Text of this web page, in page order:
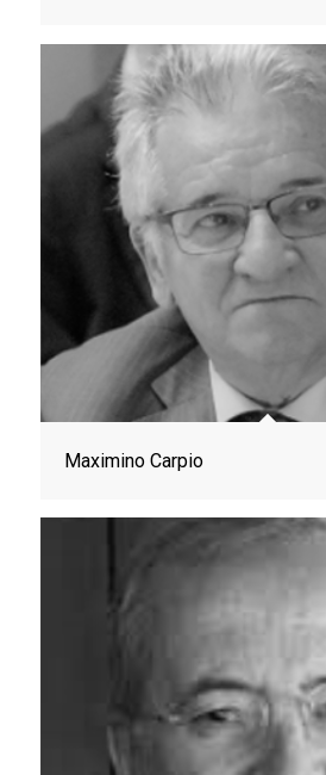
Maximino Carpio